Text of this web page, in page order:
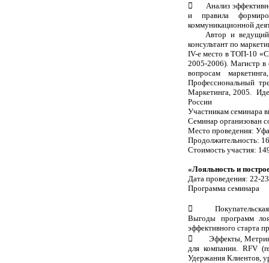
 Анализ
и правила
коммуникационной
Автор и
консультант по
IV-е место в ТОП-10
2005-2006). Магистр
вопросам
Профессиональный
Маркетинга, 2005.
России
Участникам семинара
Семинар организован
Место проведения:
Продолжительность:
Стоимость участия:
«Лояльность и
Дата проведения: 22-
Программа семинара
 Покупательская
Выгоды программ
эффективного старта
 Эффекты, Метрики
для компании. RFV
Удержания Клиентов,